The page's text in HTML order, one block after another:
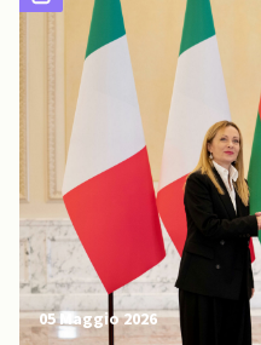
05 Maggio 2026